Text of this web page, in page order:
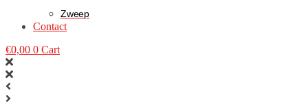
Zweep
Contact
€0,00 0 Cart